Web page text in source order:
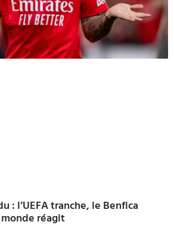
: l’UEFA tranche, le Benfica
réagit